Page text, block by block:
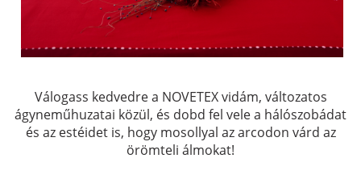
Válogass kedvedre a NOVETEX vidám, változatos
ágyneműhuzatai közül, és dobd fel vele a hálószobádat
és az estéidet is, hogy mosollyal az arcodon várd az
örömteli álmokat!